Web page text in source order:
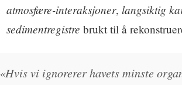
atmosfære-interaksjoner, langsiktig
sedimentregistre brukt til å
«Hvis vi ignorerer havets minste